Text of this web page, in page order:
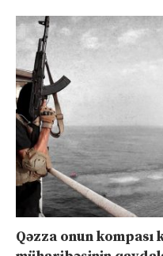
Qəzza onun kompası